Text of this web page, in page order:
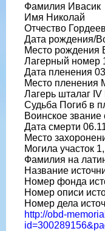
Фамилия Ивасик
Имя Николай
Отчество
Дата рождения/
Место рождения
Лагерный номер
Дата пленения
Место пленения
Лагерь шталаг IV
Судьба Погиб в
Воинское
Дата смерти
Место
Могила участок
Фамилия на
Название
Номер фонда
Номер описи
Номер дела
http://obd-